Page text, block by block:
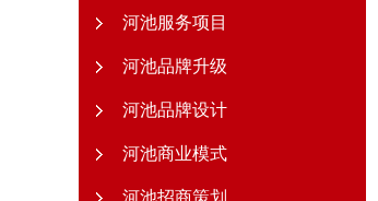
河池服务项目
河池品牌升级
河池品牌设计
河池商业模式
河池招商策划